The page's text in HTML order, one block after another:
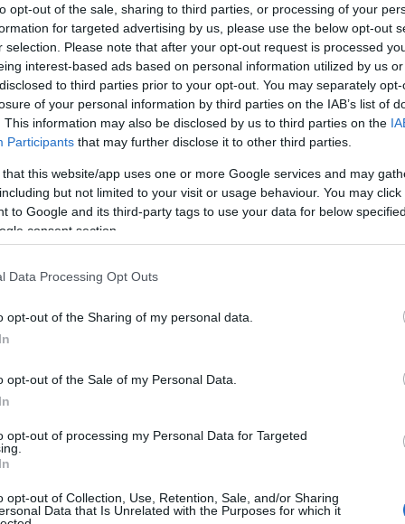
opt-out of the sale, sharing to third parties, or processing of your
for targeted advertising by us, please use the below opt-out
selection. Please note that after your opt-out request is processed
interest-based ads based on personal information utilized by us
to third parties prior to your opt-out. You may separately
of your personal information by third parties on the IAB’s list of
This information may also be disclosed by us to third parties on the
Participants that may further disclose it to other third parties.
that this website/app uses one or more Google services and may
but not limited to your visit or usage behaviour. You may
to Google and its third-party tags to use your data for below
consent section.
Data Processing Opt Outs
opt-out of the Sharing of my personal data.
opt-out of the Sale of my Personal Data.
opt-out of processing my Personal Data for Targeted
opt-out of Collection, Use, Retention, Sale, and/or Sharing
Data that Is Unrelated with the Purposes for which it
érdekes ez egy zsidó újság számára? Murray
számára riasztó felütéssel kezdődött: Európa
a kontinens keresztény identitását. Ehhez
– csúnya szóval: nacionalizmust – írta
ismegkérdeztem, miért kellene ezt
így felelt: „A könyvemben nem arról beszélek,
vissza kellene térni. Nem tudunk és nem is
Semmi ilyesmit nem mondtam. Amit
történnek, mint amilyeneket Nyugat-
megváltozik. Azt gyanítom, hogy a
fogunk tudni felzárkózni és alkalmazkodni.
emberek olyan méretű tömeges mozgása, mely
számít történelmünk során. A másik
Európa: hogy mit hiszünk, mégis miért
sokkal kevesebbet támadnak engem,
igazam van. Nem csak politikai, de szellemi,
És a kettő együtt — a hatalmas változás és
lehet.”
tetszik, ezt a „szellemi ürességet” kritizálja
jó szó: a közösségi média felületein